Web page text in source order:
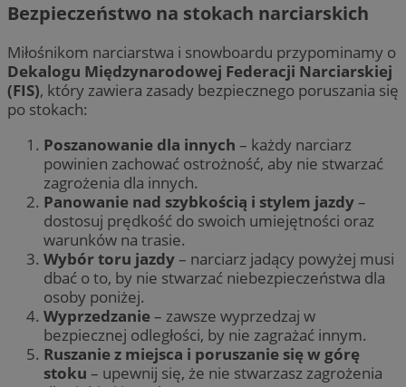
Bezpieczeństwo na stokach narciarskich
Miłośnikom narciarstwa i snowboardu przypominamy o
Dekalogu Międzynarodowej Federacji Narciarskiej
(FIS), który zawiera zasady bezpiecznego poruszania się
po stokach:
Poszanowanie dla innych – każdy narciarz
powinien zachować ostrożność, aby nie stwarzać
zagrożenia dla innych.
Panowanie nad szybkością i stylem jazdy–
dostosuj prędkość do swoich umiejętności oraz
warunków na trasie.
Wybór toru jazdy– narciarz jadący powyżej musi
dbać o to, by nie stwarzać niebezpieczeństwa dla
osoby poniżej.
Wyprzedzanie– zawsze wyprzedzaj w
bezpiecznej odległości, by nie zagrażać innym.
Ruszanie z miejsca i poruszanie się w górę
stoku – upewnij się, że nie stwarzasz zagrożenia